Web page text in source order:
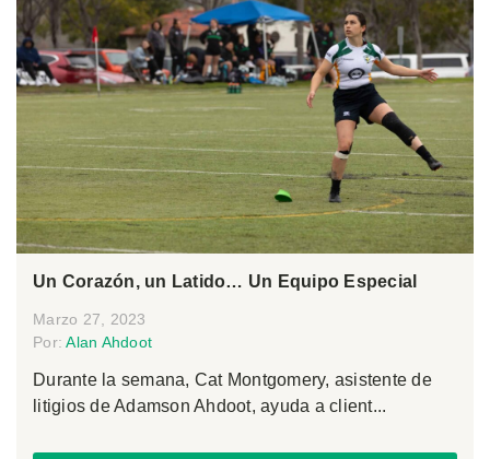
Un Corazón, un Latido… Un Equipo Especial
Marzo 27, 2023
Por:Alan Ahdoot
Durante la semana, Cat Montgomery, asistente de
litigios de Adamson Ahdoot, ayuda a client...